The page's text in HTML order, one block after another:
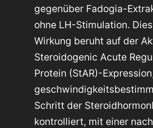
gegenüber Fadogia-
ohne LH-Stimulation.
Wirkung beruht auf der
Steroidogenic Acute
Protein (StAR)-
Schritt der
kontrolliert, mit einer